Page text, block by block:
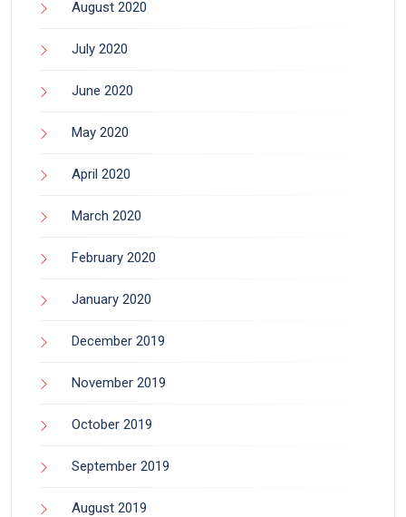
August 2020
July 2020
June 2020
May 2020
April 2020
March 2020
February 2020
January 2020
December 2019
November 2019
October 2019
September 2019
August 2019